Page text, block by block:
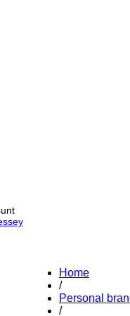
Home
/
Personal
/